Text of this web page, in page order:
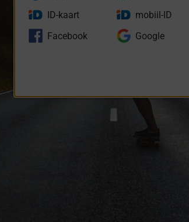
ID-kaart
mobiil-ID
Facebook
Google